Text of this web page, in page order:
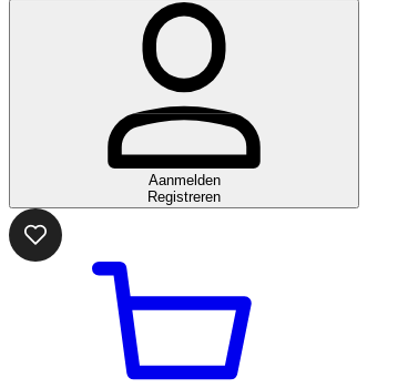
Aanmelden
Registreren